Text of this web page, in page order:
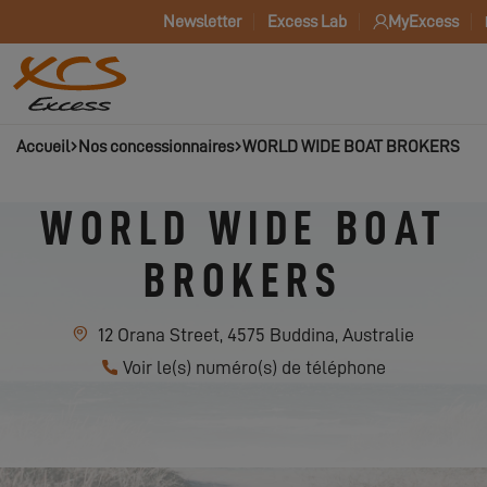
Newsletter Excess Lab MyExcess
Accueil Nos concessionnaires WORLD WIDE BOAT BROKERS
WORLD WIDE BOAT
BROKERS
12 Orana Street, 4575 Buddina, Australie
Voir le(s) numéro(s) de téléphone